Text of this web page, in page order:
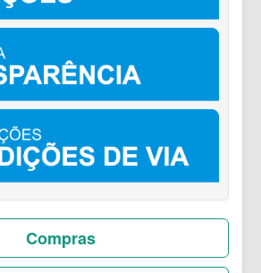
Compras